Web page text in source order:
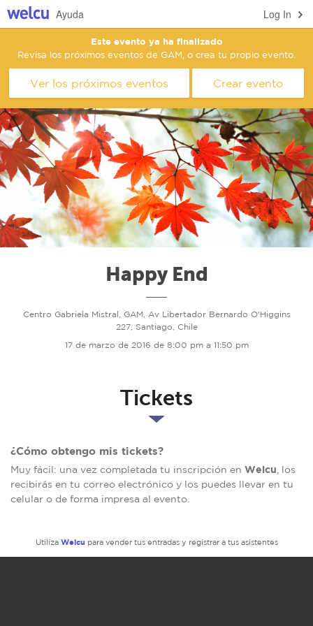
Log In
Ayuda
Este evento ya ha finalizado
Revisa los próximos eventos de GAM, o crea tu propio evento.
Ver los próximos eventos Crear evento
Happy End
Centro Gabriela Mistral, GAM, Av Libertador Bernardo O'Higgins
227, Santiago, Chile
17 de marzo de 2016 de 8:00 pm a 11:50 pm
Tickets
¿Cómo obtengo mis tickets?
Muy fácil: una vez completada tu inscripción en Welcu , los
recibirás en tu correo electrónico y los puedes llevar en tu
celular o de forma impresa al evento.
Utiliza Welcu para vender tus entradas y registrar a tus asistentes